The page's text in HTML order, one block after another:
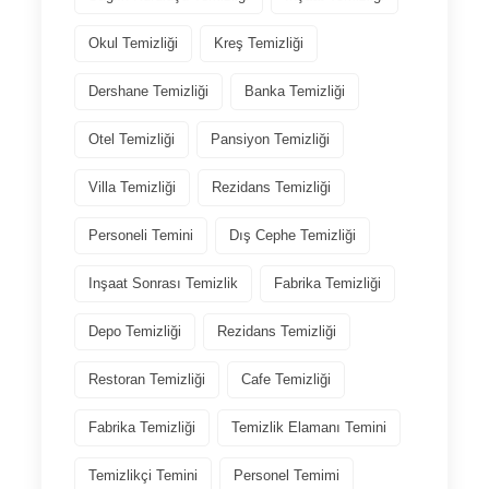
Okul Temizliği Kreş Temizliği
Dershane Temizliği Banka Temizliği
Otel Temizliği Pansiyon Temizliği
Villa Temizliği Rezidans Temizliği
Personeli Temini Dış Cephe Temizliği
Inşaat Sonrası Temizlik Fabrika Temizliği
Depo Temizliği Rezidans Temizliği
Restoran Temizliği Cafe Temizliği
Fabrika Temizliği Temizlik Elamanı Temini
Temizlikçi Temini Personel Temimi